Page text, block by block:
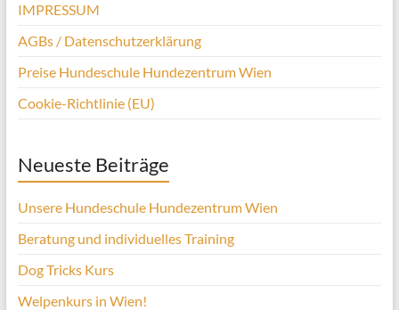
IMPRESSUM
AGBs / Datenschutzerklärung
Preise Hundeschule Hundezentrum Wien
Cookie-Richtlinie (EU)
Neueste Beiträge
Unsere Hundeschule Hundezentrum Wien
Beratung und individuelles Training
Dog Tricks Kurs
Welpenkurs in Wien!